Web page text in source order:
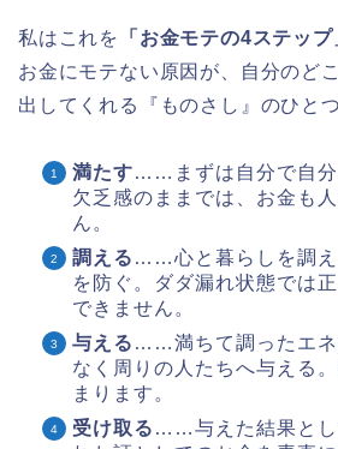
私はこれを 「お金モテの4ステップ
お金にモテない原因が、自分のど
出してくれる『ものさし』のひとつ
満たす……まずは自分で自分
欠乏感のままでは、お金も
ん。
調える ……心と暮らしを調え
を防ぐ。ダダ漏れ状態では
できません。
与える ……満ちて調ったエネ
なく周りの人たちへ与える
まります。
受け取る ……与えた結果とし